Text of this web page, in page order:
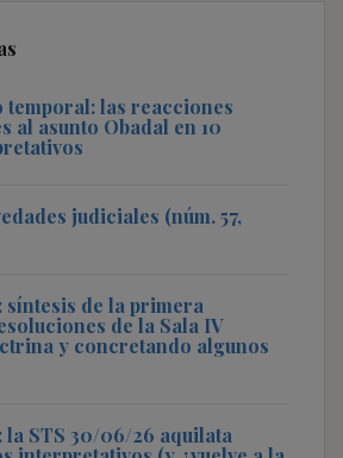
temporal: las reacciones
al asunto Obadal en 10
judiciales (núm. 57,
síntesis de la primera
de la Sala IV
y concretando algunos
la STS 30/06/26 aquilata